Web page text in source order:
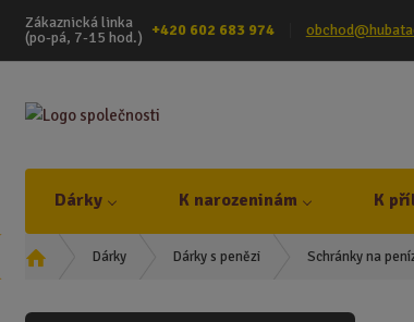
Zákaznická linka
(po-pá, 7-15 hod.) +420 602 683 974
Dárky K narozeninám K
Ú
Dárky Dárky s penězi Schránky na